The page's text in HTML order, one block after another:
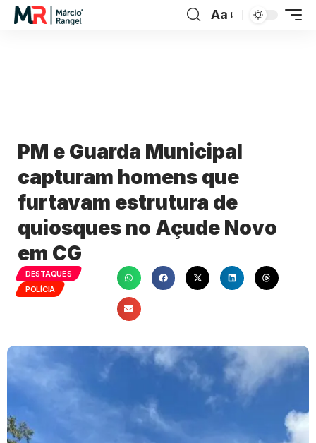
Aa
PM e Guarda Municipal
capturam homens que
furtavam estrutura de
quiosques no Açude Novo
em CG
DESTAQUES
POLÍCIA